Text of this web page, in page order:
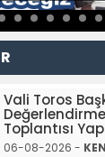
Vali Toros
Toplantısı
06-08-2026 -